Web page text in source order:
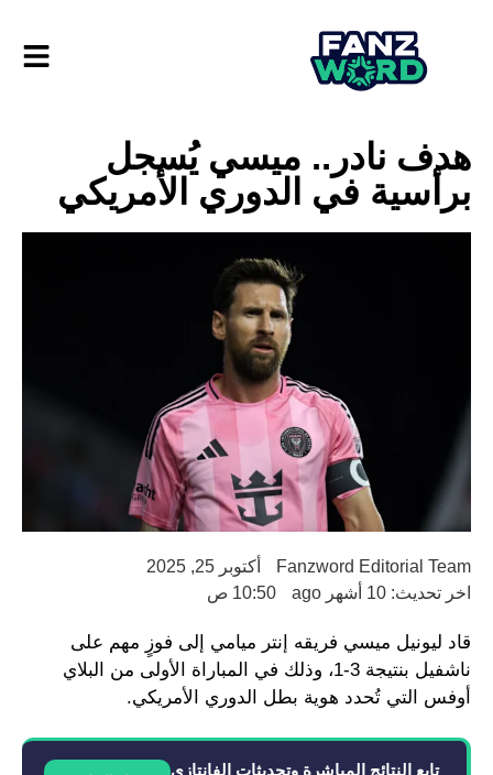
هدف نادر.. ميسي يُسجل
برأسية في الدوري الأمريكي
Fanzword Editorial Team
أكتوبر 25, 2025
اخر تحديث: 10 أشهر ago
10:50 ص
قاد ليونيل ميسي فريقه إنتر ميامي إلى فوزٍ مهم على
ناشفيل بنتيجة 3-1، وذلك في المباراة الأولى من البلاي
أوفس التي تُحدد هوية بطل الدوري الأمريكي.
تابع النتائج المباشرة وتحديثات الفانتازي